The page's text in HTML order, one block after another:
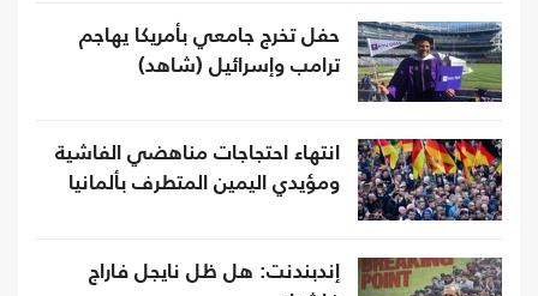
حفل تخرج جامعي بأمريكا يهاجم
ترامب وإسرائيل (شاهد)
انتهاء احتجاجات مناهضي الفاشية
ومؤيدي اليمين المتطرف بألمانيا
إندبندنت: هل ظل نايجل فاراج